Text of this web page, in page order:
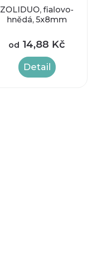
ZOLIDUO, fialovo-
hnědá, 5x8mm
od 14,88 Kč
Detail